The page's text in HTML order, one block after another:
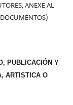
ANEXE AL
PUBLICACIÓN Y
ARTISTICA O